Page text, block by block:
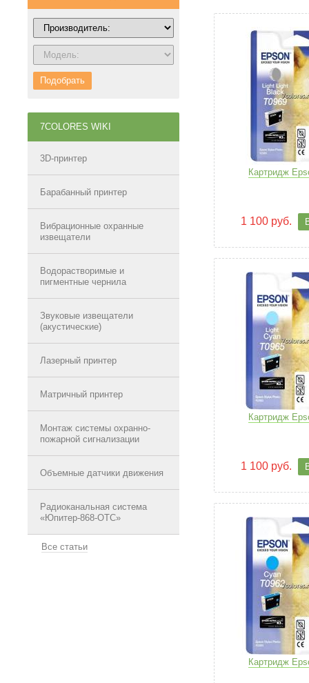
Подобрать
7COLORES WIKI
3D-принтер
Барабанный принтер
Вибрационные охранные
извещатели
Водорастворимые и
пигментные чернила
Звуковые извещатели
(акустические)
Лазерный принтер
Матричный принтер
Монтаж системы охранно-
пожарной сигнализации
Объемные датчики движения
Радиоканальная система
«Юпитер-868-ОТС»
Все статьи
Картридж
1 100 руб.
Картридж
1 100 руб.
Картридж